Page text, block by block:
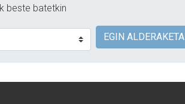
beste batetkin
EGIN ALDERAKETA